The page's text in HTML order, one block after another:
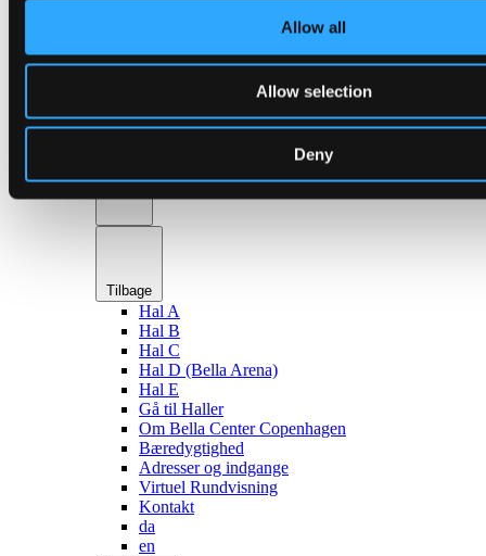
Allow all
Allow selection
Deny
Tilbage
Hal A
Hal B
Hal C
Hal D (Bella Arena)
Hal E
Gå til Haller
Om Bella Center Copenhagen
Bæredygtighed
Adresser og indgange
Virtuel Rundvisning
Kontakt
da
en